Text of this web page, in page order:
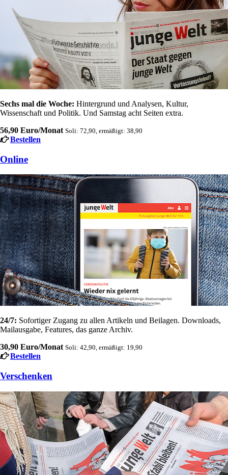
Sechs mal die Woche: Hintergrund und Analysen, Kultur,
Wissenschaft und Politik. Und Samstag acht Seiten extra.
56,90 Euro/Monat Soli: 72,90, ermäßigt: 38,90
Bestellen
Online
24/7: Sofortiger Zugang zu allen Artikeln und Beilagen. Downloads,
Mailausgabe, Features, das ganze Archiv.
30,90 Euro/Monat Soli: 42,90, ermäßigt: 19,90
Bestellen
Verschenken